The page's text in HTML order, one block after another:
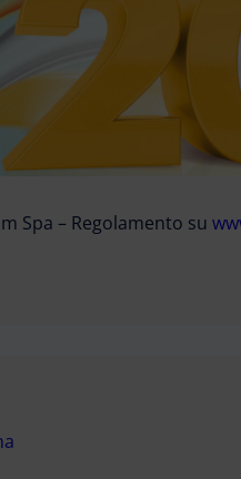
Spa – Regolamento su